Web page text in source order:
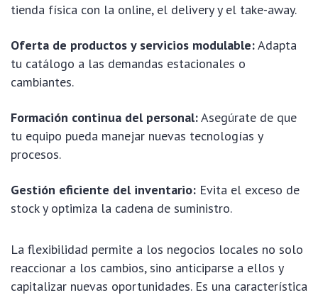
tienda física con la online, el delivery y el take-away.
Oferta de productos y servicios modulable:Adapta
tu catálogo a las demandas estacionales o
cambiantes.
Formación continua del personal:Asegúrate de que
tu equipo pueda manejar nuevas tecnologías y
procesos.
Gestión eficiente del inventario: Evita el exceso de
stock y optimiza la cadena de suministro.
La flexibilidad permite a los negocios locales no solo
reaccionar a los cambios, sino anticiparse a ellos y
capitalizar nuevas oportunidades. Es una característica